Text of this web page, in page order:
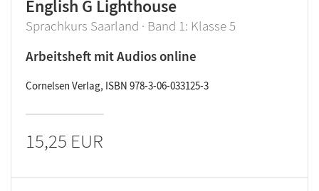
English G Lighthouse
Sprachkurs Saarland · Band 1: Klasse 5
Arbeitsheft mit Audios online
Cornelsen Verlag, ISBN 978-3-06-033125-3
15,25 EUR